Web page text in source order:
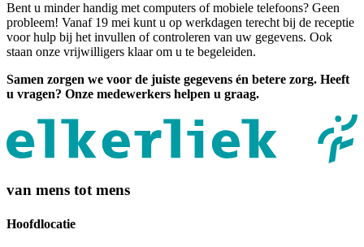
Bent u minder handig met computers of mobiele telefoons? Geen
probleem! Vanaf 19 mei kunt u op werkdagen terecht bij de receptie
voor hulp bij het invullen of controleren van uw gegevens. Ook
staan onze vrijwilligers klaar om u te begeleiden.
Samen zorgen we voor de juiste gegevens én betere zorg. Heeft
u vragen? Onze medewerkers helpen u graag.
van mens tot mens
Hoofdlocatie